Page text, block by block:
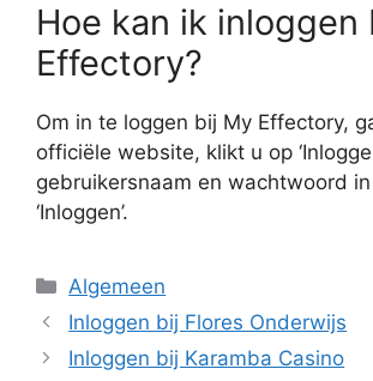
Hoe kan ik inloggen
Effectory?
Om in te loggen bij My Effectory,
officiële website, klikt u op
gebruikersnaam en wachtwoord
‘Inloggen’.
Categorieën
Algemeen
Inloggen bij Flores Onderwijs
Inloggen bij Karamba Casino